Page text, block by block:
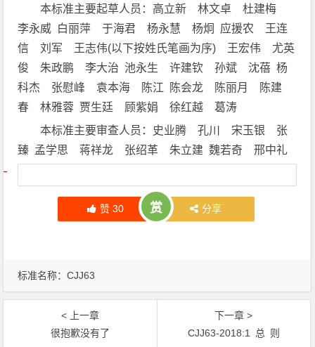
本标准主要起草人员：高立新 林文卓 杜建梅
李永威 白丽萍 于海君 杨永慧 杨炯 应援农 王连
信 刘军 王志伟(以下按姓氏笔画为序) 王宏伟 尤英
俊 朱政鹏 李大治 池永生 许建钦 孙斌 沈蓓 杨
科杰 张慰峰 袁本海 陈江 陈会龙 陈丽月 陈建
春 林雅蓉 贾生廷 顾紫娟 徐红越 葛涛
本标准主要审查人员：史业腾 孔川 宋玉银 张
臻 孟学思 蒋祥龙 张绍革 朱立建 魏若奇 邢中礼
文章导航
赞 30 赏 分享
标准名称：CJJ63
< 上一章
很抱歉没有了
下一章 >
CJJ63-2018:1 总 则